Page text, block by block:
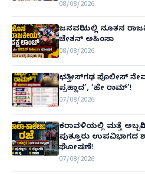
08/08/2026
ಜನವರಿಯಲ್ಲಿ ನೂತನ
ಚೇತನ್ ಅಹಿಂಸಾ
08/08/2026
ಛತ್ತೀಸ್‌ಗಢ ಪೊಲೀಸ್
ಪ್ರಹ್ಲಾದ’, ‘ಹೇ ರಾಮ್’!
07/08/2026
ಕರಾವಳಿಯಲ್ಲಿ ಮತ್ತೆ
ಪುತ್ತೂರು ಉಪವಿಭಾಗದ
ಘೋಷಣೆ!
07/08/2026